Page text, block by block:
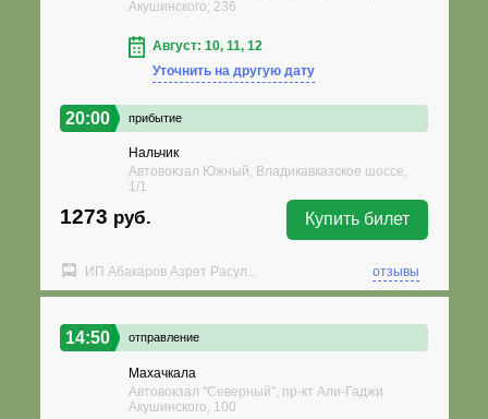
Акушинского; 236
Август: 10, 11, 12
Уточнить на другую дату
20:00 прибытие
Нальчик
Автовокзал Южный, Владикавказское шоссе,
1/1
1273 руб. Купить билет
ИП Абакаров Азрет Расул... отзывы
14:50 отправление
Махачкала
Автовокзал "Северный", пр-кт Али-Гаджи
Акушинского, 100